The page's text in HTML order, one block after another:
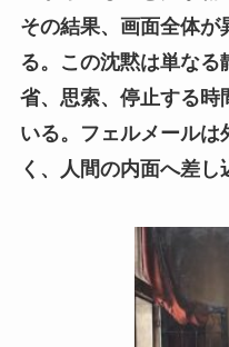
その結果、画面全体が
る。この沈黙は単な
省、思索、停止する時
いる。フェルメールは
く、人間の内面へ差し